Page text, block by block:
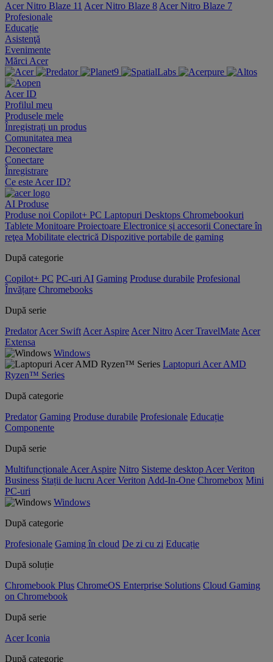
Acer Nitro Blaze 11 Acer Nitro Blaze 8 Acer Nitro Blaze 7
Profesionale
Educație
Asistenţă
Evenimente
Mărci Acer
Acer ID
Profilul meu
Produsele mele
Înregistrați un produs
Comunitatea mea
Deconectare
Conectare
Înregistrare
Ce este Acer ID?
AI Produse
Produse noi Copilot+ PC Laptopuri Desktops Chromebookuri
Tablete Monitoare Proiectoare Electronice și accesorii Conectare în
reţea Mobilitate electrică Dispozitive portabile de gaming
După categorie
Copilot+ PC PC-uri AI Gaming Produse durabile Profesional
Învățare Chromebooks
După serie
Predator Acer Swift Acer Aspire Acer Nitro Acer TravelMate Acer
Extensa
Windows
Laptopuri Acer AMD
Ryzen™ Series
După categorie
Predator Gaming Produse durabile Profesionale Educație
Componente
După serie
Multifuncționale Acer Aspire Nitro Sisteme desktop Acer Veriton
Business Stații de lucru Acer Veriton Add-In-One Chromebox Mini
PC-uri
Windows
După categorie
Profesionale Gaming în cloud De zi cu zi Educație
După soluție
Chromebook Plus ChromeOS Enterprise Solutions Cloud Gaming
on Chromebook
După serie
Acer Iconia
După categorie